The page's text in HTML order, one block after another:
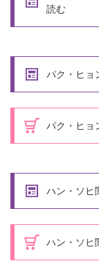
読む
パク・ヒョ
パク・ヒョ
ハン・ソヒ
ハン・ソヒ